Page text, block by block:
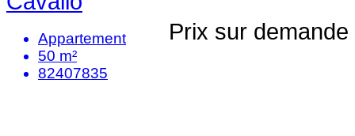
Prix sur demande
Appartement
50 m²
82407835